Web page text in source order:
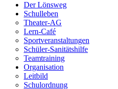
Der Lönsweg
Schulleben
Theater-AG
Lern-Café
Sportveranstaltungen
Schüler-Sanitätshilfe
Teamtraining
Organisation
Leitbild
Schulordnung